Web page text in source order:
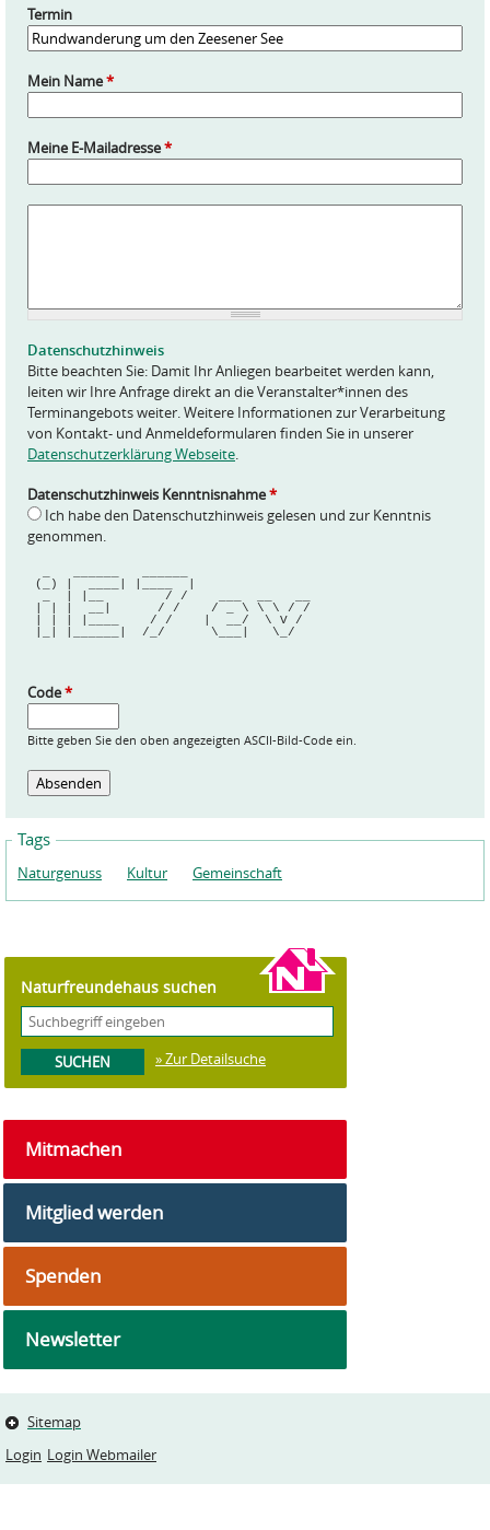
Termin
Mein Name*
Meine E-Mailadresse*
*
Datenschutzhinweis
Bitte beachten Sie: Damit Ihr Anliegen bearbeitet werden kann,
leiten wir Ihre Anfrage direkt an die Veranstalter*innen des
Terminangebots weiter. Weitere Informationen zur Verarbeitung
von Kontakt- und Anmeldeformularen finden Sie in unserer
Datenschutzerklärung Webseite.
Datenschutzhinweis Kenntnisnahme*
Ich habe den Datenschutzhinweis gelesen und zur Kenntnis
genommen.
(_) |  ____| |____  |
  _  | |__        / /    ___  __   __
| | |  __|      / /    / _ \ \ \ / /
| | | |____    / /    |  __/  \ V /
|_| |______|  /_/      \___|   \_/
Code*
Bitte geben Sie den oben angezeigten ASCII-Bild-Code ein.
Tags
Naturgenuss Kultur Gemeinschaft
Naturfreundehaus suchen
» Zur Detailsuche
Mitmachen
Mitglied werden
Spenden
Newsletter
Sitemap
Login Login Webmailer